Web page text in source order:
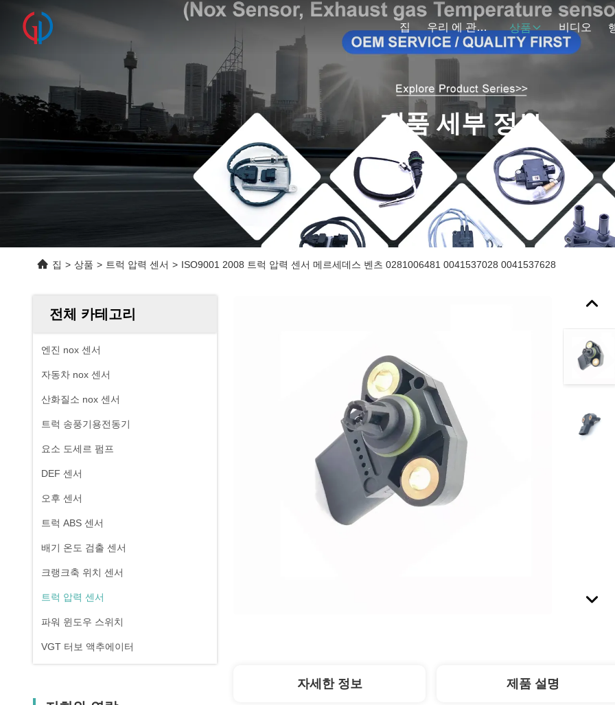
집 우리 에 관한 것 상품 비디오
제품 세부 정보
집 > 상품 > 트럭 압력 센서 > ISO9001 2008 트럭 압력 센서 메르세데스 벤츠 0281006481 0041537028 0041537628
전체 카테고리
엔진 nox 센서
자동차 nox 센서
산화질소 nox 센서
트럭 송풍기용전동기
요소 도세르 펌프
DEF 센서
오후 센서
트럭 ABS 센서
배기 온도 검출 센서
크랭크축 위치 센서
트럭 압력 센서
파워 윈도우 스위치
VGT 터보 액추에이터
자세한 정보 제품 설명